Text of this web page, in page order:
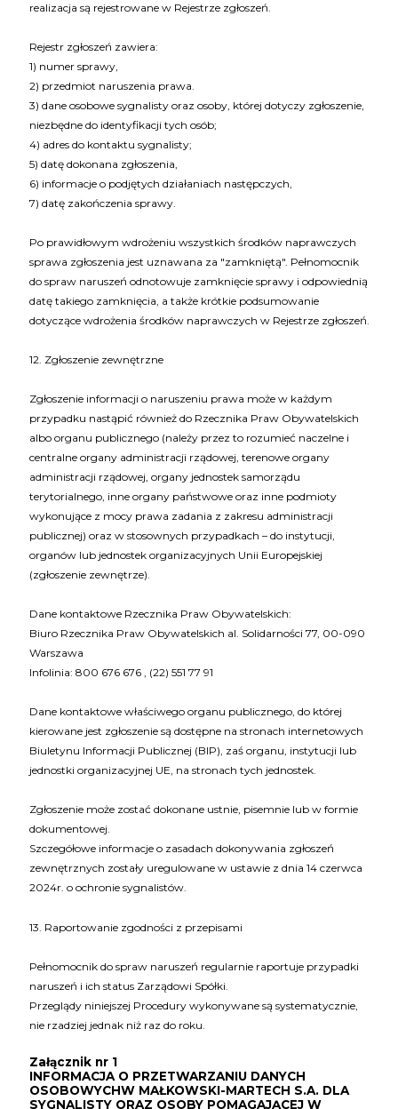
realizacja są rejestrowane w Rejestrze zgłoszeń.
Rejestr zgłoszeń zawiera:
1) numer sprawy,
2) przedmiot naruszenia prawa.
3) dane osobowe sygnalisty oraz osoby, której dotyczy zgłoszenie,
niezbędne do identyfikacji tych osób;
4) adres do kontaktu sygnalisty;
5) datę dokonana zgłoszenia,
6) informacje o podjętych działaniach następczych,
7) datę zakończenia sprawy.
Po prawidłowym wdrożeniu wszystkich środków naprawczych
sprawa zgłoszenia jest uznawana za "zamkniętą". Pełnomocnik
do spraw naruszeń odnotowuje zamknięcie sprawy i odpowiednią
datę takiego zamknięcia, a także krótkie podsumowanie
dotyczące wdrożenia środków naprawczych w Rejestrze zgłoszeń.
12. Zgłoszenie zewnętrzne
Zgłoszenie informacji o naruszeniu prawa może w każdym
przypadku nastąpić również do Rzecznika Praw Obywatelskich
albo organu publicznego (należy przez to rozumieć naczelne i
centralne organy administracji rządowej, terenowe organy
administracji rządowej, organy jednostek samorządu
terytorialnego, inne organy państwowe oraz inne podmioty
wykonujące z mocy prawa zadania z zakresu administracji
publicznej) oraz w stosownych przypadkach – do instytucji,
organów lub jednostek organizacyjnych Unii Europejskiej
(zgłoszenie zewnętrze).
Dane kontaktowe Rzecznika Praw Obywatelskich:
Biuro Rzecznika Praw Obywatelskich al. Solidarności 77, 00-090
Warszawa
Infolinia: 800 676 676 , (22) 551 77 91
Dane kontaktowe właściwego organu publicznego, do której
kierowane jest zgłoszenie są dostępne na stronach internetowych
Biuletynu Informacji Publicznej (BIP), zaś organu, instytucji lub
jednostki organizacyjnej UE, na stronach tych jednostek.
Zgłoszenie może zostać dokonane ustnie, pisemnie lub w formie
dokumentowej.
Szczegółowe informacje o zasadach dokonywania zgłoszeń
zewnętrznych zostały uregulowane w ustawie z dnia 14 czerwca
2024r. o ochronie sygnalistów.
13. Raportowanie zgodności z przepisami
Pełnomocnik do spraw naruszeń regularnie raportuje przypadki
naruszeń i ich status Zarządowi Spółki.
Przeglądy niniejszej Procedury wykonywane są systematycznie,
nie rzadziej jednak niż raz do roku.
Załącznik nr 1
INFORMACJA O PRZETWARZANIU DANYCH
OSOBOWYCHW MAŁKOWSKI-MARTECH S.A. DLA
SYGNALISTY ORAZ OSOBY POMAGAJĄCEJ W